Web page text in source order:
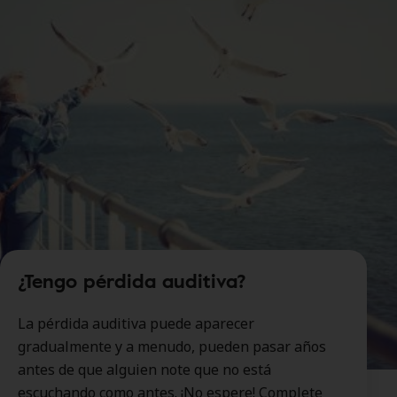
¿Tengo pérdida auditiva?
La pérdida auditiva puede aparecer
gradualmente y a menudo, pueden pasar años
antes de que alguien note que no está
escuchando como antes. ¡No espere! Complete